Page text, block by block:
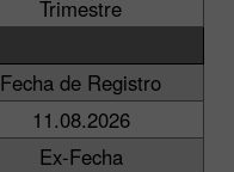
Trimestre
Fecha de Registro
11.08.2026
Ex-Fecha